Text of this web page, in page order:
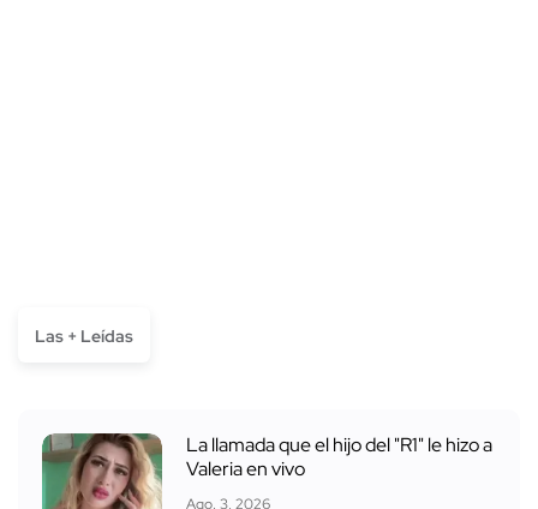
Las + Leídas
La llamada que el hijo del "R1" le hizo a
Valeria en vivo
Ago. 3, 2026